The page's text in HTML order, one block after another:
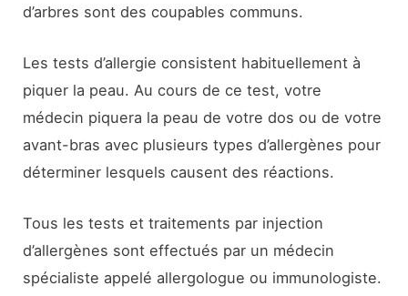
d’arbres sont des coupables communs.
Les tests d’allergie consistent habituellement à
piquer la peau. Au cours de ce test, votre
médecin piquera la peau de votre dos ou de votre
avant-bras avec plusieurs types d’allergènes pour
déterminer lesquels causent des réactions.
Tous les tests et traitements par injection
d’allergènes sont effectués par un médecin
spécialiste appelé allergologue ou immunologiste.